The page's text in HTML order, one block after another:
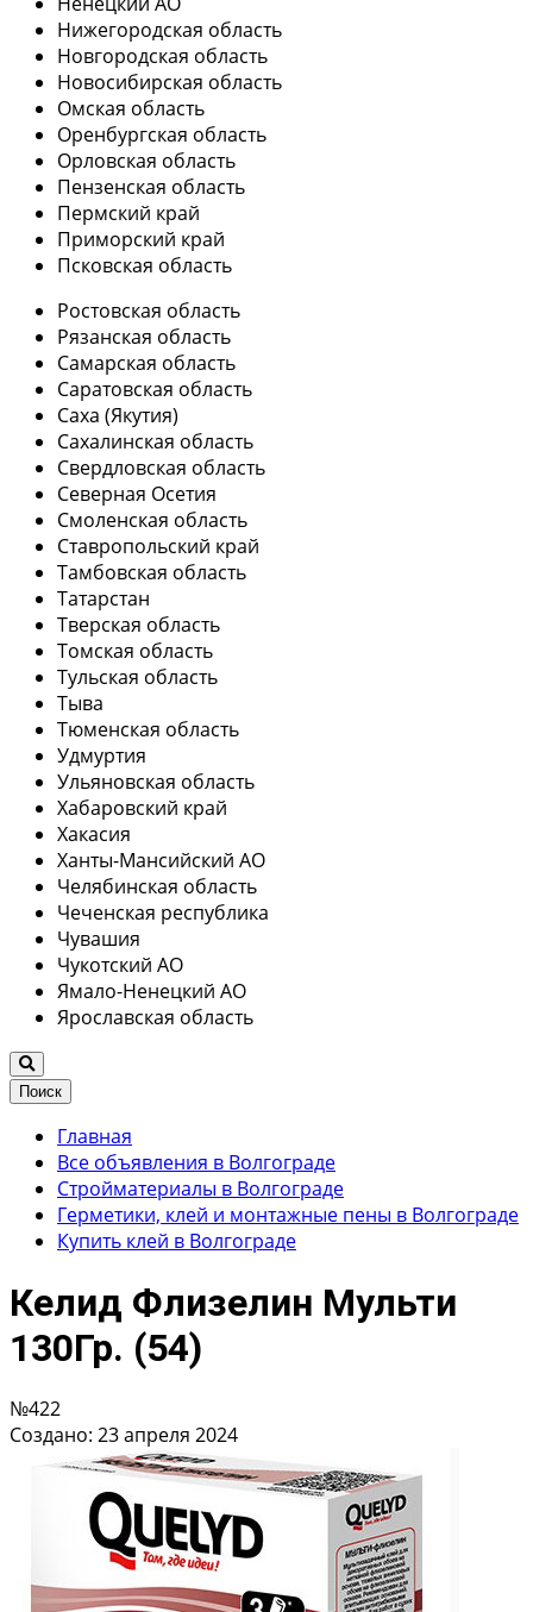
Нижегородская область
Новгородская область
Новосибирская область
Омская область
Оренбургская область
Орловская область
Пензенская область
Пермский край
Приморский край
Псковская область
Ростовская область
Рязанская область
Самарская область
Саратовская область
Саха (Якутия)
Сахалинская область
Свердловская область
Северная Осетия
Смоленская область
Ставропольский край
Тамбовская область
Татарстан
Тверская область
Томская область
Тульская область
Тыва
Тюменская область
Удмуртия
Ульяновская область
Хабаровский край
Хакасия
Ханты-Мансийский АО
Челябинская область
Чеченская республика
Чувашия
Чукотский АО
Ямало-Ненецкий АО
Ярославская область
Поиск
Главная
Все объявления в Волгограде
Стройматериалы в Волгограде
Герметики, клей и монтажные пены в Волгограде
Купить клей в Волгограде
Келид Флизелин Мульти
130Гр. (54)
№422
Создано: 23 апреля 2024